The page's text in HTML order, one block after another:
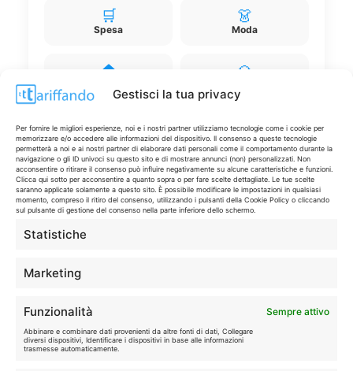
Gestisci la tua privacy
Per fornire le migliori esperienze, noi e i nostri partner utilizziamo tecnologie come i cookie per
memorizzare e/o accedere alle informazioni del dispositivo. Il consenso a queste tecnologie
permetterà a noi e ai nostri partner di elaborare dati personali come il comportamento durante la
navigazione o gli ID univoci su questo sito e di mostrare annunci (non) personalizzati. Non
acconsentire o ritirare il consenso può influire negativamente su alcune caratteristiche e funzioni.
Clicca qui sotto per acconsentire a quanto sopra o per fare scelte dettagliate. Le tue scelte
saranno applicate solamente a questo sito. È possibile modificare le impostazioni in qualsiasi
momento, compreso il ritiro del consenso, utilizzando i pulsanti della Cookie Policy o cliccando
sul pulsante di gestione del consenso nella parte inferiore dello schermo.
Statistiche
Marketing
Funzionalità Sempre attivo
Abbinare e combinare dati provenienti da altre fonti di dati, Collegare
diversi dispositivi, Identificare i dispositivi in base alle informazioni
trasmesse automaticamente.
🛒
Spesa
👗
Moda
🏠 💎
Disclaimer
I marchi citati appartengono ai rispettivi proprietari. Le offerte
Info